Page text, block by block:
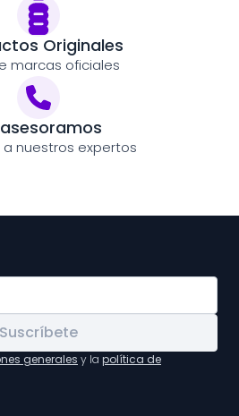
Originales
marcas oficiales
nuestros expertos
Suscríbete
generales y la política de